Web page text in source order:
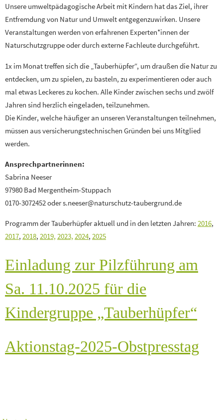
Unsere umweltpädagogische Arbeit mit Kindern hat das Ziel, ihrer
Entfremdung von Natur und Umwelt entgegenzuwirken. Unsere
Veranstaltungen werden von erfahrenen Experten*innen der
Naturschutzgruppe oder durch externe Fachleute durchgeführt.
1x im Monat treffen sich die „Tauberhüpfer“, um draußen die Natur zu
entdecken, um zu spielen, zu basteln, zu experimentieren oder auch
mal etwas Leckeres zu kochen. Alle Kinder zwischen sechs und zwölf
Jahren sind herzlich eingeladen, teilzunehmen.
Die Kinder, welche häufiger an unseren Veranstaltungen teilnehmen,
müssen aus versicherungstechnischen Gründen bei uns Mitglied
werden.
Ansprechpartnerinnen:
Sabrina Neeser
97980 Bad Mergentheim-Stuppach
0170-3072452 oder s.neeser@naturschutz-taubergrund.de
Programm der Tauberhüpfer aktuell und in den letzten Jahren: 2016,
2017, 2018, 2019, 2023, 2024, 2025
Einladung zur Pilzführung am
Sa. 11.10.2025 für die
Kindergruppe „Tauberhüpfer“
Aktionstag-2025-Obstpresstag